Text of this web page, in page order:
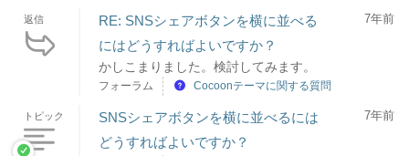
返信
RE: SNSシェアボタンを横に並べる
にはどうすればよいですか？
かしこまりました。検討してみます。
7年前
フォーラム Cocoonテーマに関する質問
トピック
SNSシェアボタンを横に並べるには
どうすればよいですか？
7年前